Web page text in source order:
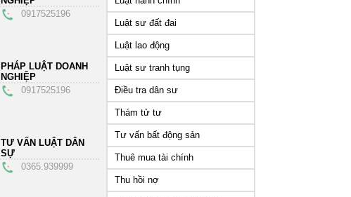
0917525196
PHÁP LUẬT DOANH
NGHIỆP
0917525196
TƯ VẤN LUẬT DÂN
SỰ
0365.939999
Luật sư đất đai
Luật lao động
Luật sư tranh tụng
Điều tra dân sư
Thám tử tư
Tư vấn bất động sản
Thuê mua tài chính
Thu hồi nợ